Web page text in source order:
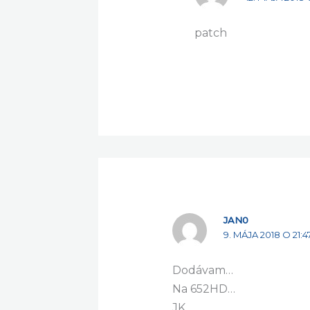
patch
JAN0
9. MÁJA 2018 O
Dodávam…
Na 652HD…